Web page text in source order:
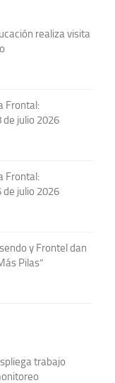
realiza visita
Frontal:
julio 2026
Frontal:
julio 2026
y Frontel dan
Pilas”
trabajo